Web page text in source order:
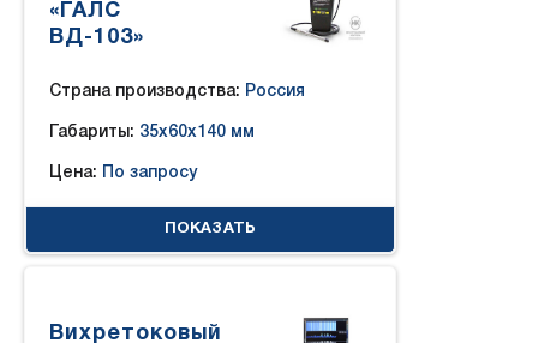
«ГАЛС
ВД-103»
Страна производства: Россия
Габариты: 35x60x140 мм
Цена: По запросу
ПОКАЗАТЬ
Вихретоковый